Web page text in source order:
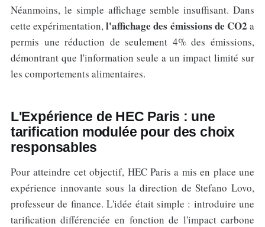
Néanmoins, le simple affichage semble insuffisant. Dans
cette expérimentation,l'affichage des émissions de CO2 a
permis une réduction de seulement 4% des émissions,
démontrant que l'information seule a un impact limité sur
les comportements alimentaires.
L'Expérience de HEC Paris : une
tarification modulée pour des choix
responsables
Pour atteindre cet objectif, HEC Paris a mis en place une
expérience innovante sous la direction de Stefano Lovo,
professeur de finance. L'idée était simple : introduire une
tarification différenciée en fonction de l'impact carbone